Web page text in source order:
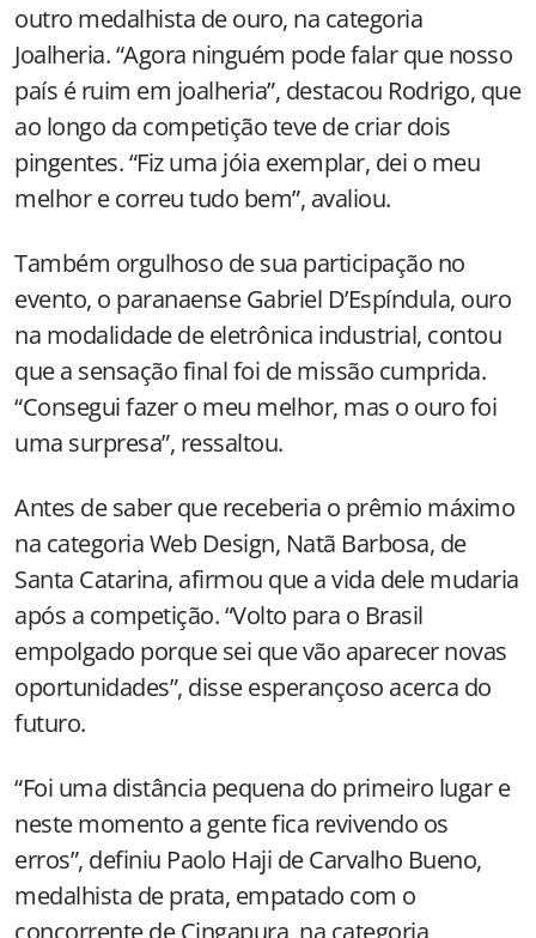
outro medalhista de ouro, na categoria
Joalheria. “Agora ninguém pode falar que nosso
país é ruim em joalheria”, destacou Rodrigo, que
ao longo da competição teve de criar dois
pingentes. “Fiz uma jóia exemplar, dei o meu
melhor e correu tudo bem”, avaliou.
Também orgulhoso de sua participação no
evento, o paranaense Gabriel D’Espíndula, ouro
na modalidade de eletrônica industrial, contou
que a sensação final foi de missão cumprida.
“Consegui fazer o meu melhor, mas o ouro foi
uma surpresa”, ressaltou.
Antes de saber que receberia o prêmio máximo
na categoria Web Design, Natã Barbosa, de
Santa Catarina, afirmou que a vida dele mudaria
após a competição. “Volto para o Brasil
empolgado porque sei que vão aparecer novas
oportunidades”, disse esperançoso acerca do
futuro.
“Foi uma distância pequena do primeiro lugar e
neste momento a gente fica revivendo os
erros”, definiu Paolo Haji de Carvalho Bueno,
medalhista de prata, empatado com o
concorrente de Cingapura, na categoria